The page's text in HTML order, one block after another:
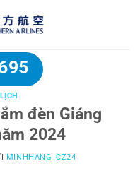
đèn Giáng
2024
MINHHANG_CZ24